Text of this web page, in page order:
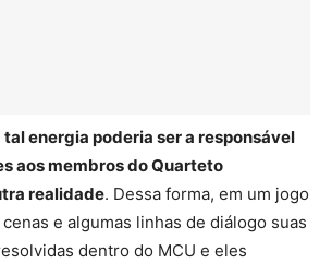
energia poderia ser a responsável
aos membros do Quarteto
realidade. Dessa forma, em um jogo
e algumas linhas de diálogo suas
dentro do MCU e eles